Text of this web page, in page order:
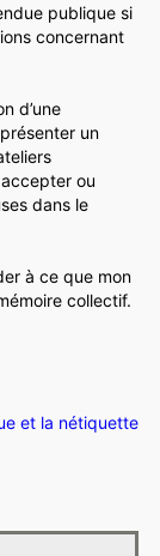
publique si
concernant
d’une
un
ou
dans le
à ce que mon
collectif.
et la nétiquette